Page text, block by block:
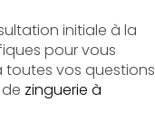
initiale à la
pour vous
toutes vos questions
zinguerie à